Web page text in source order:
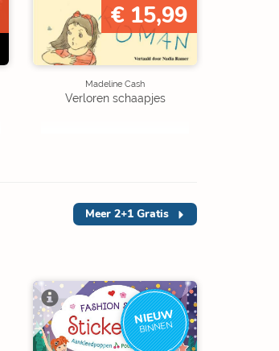
€ 15,99
Madeline Cash
Verloren schaapjes
Meer 2+1 Gratis
NIEUW
BINNEN